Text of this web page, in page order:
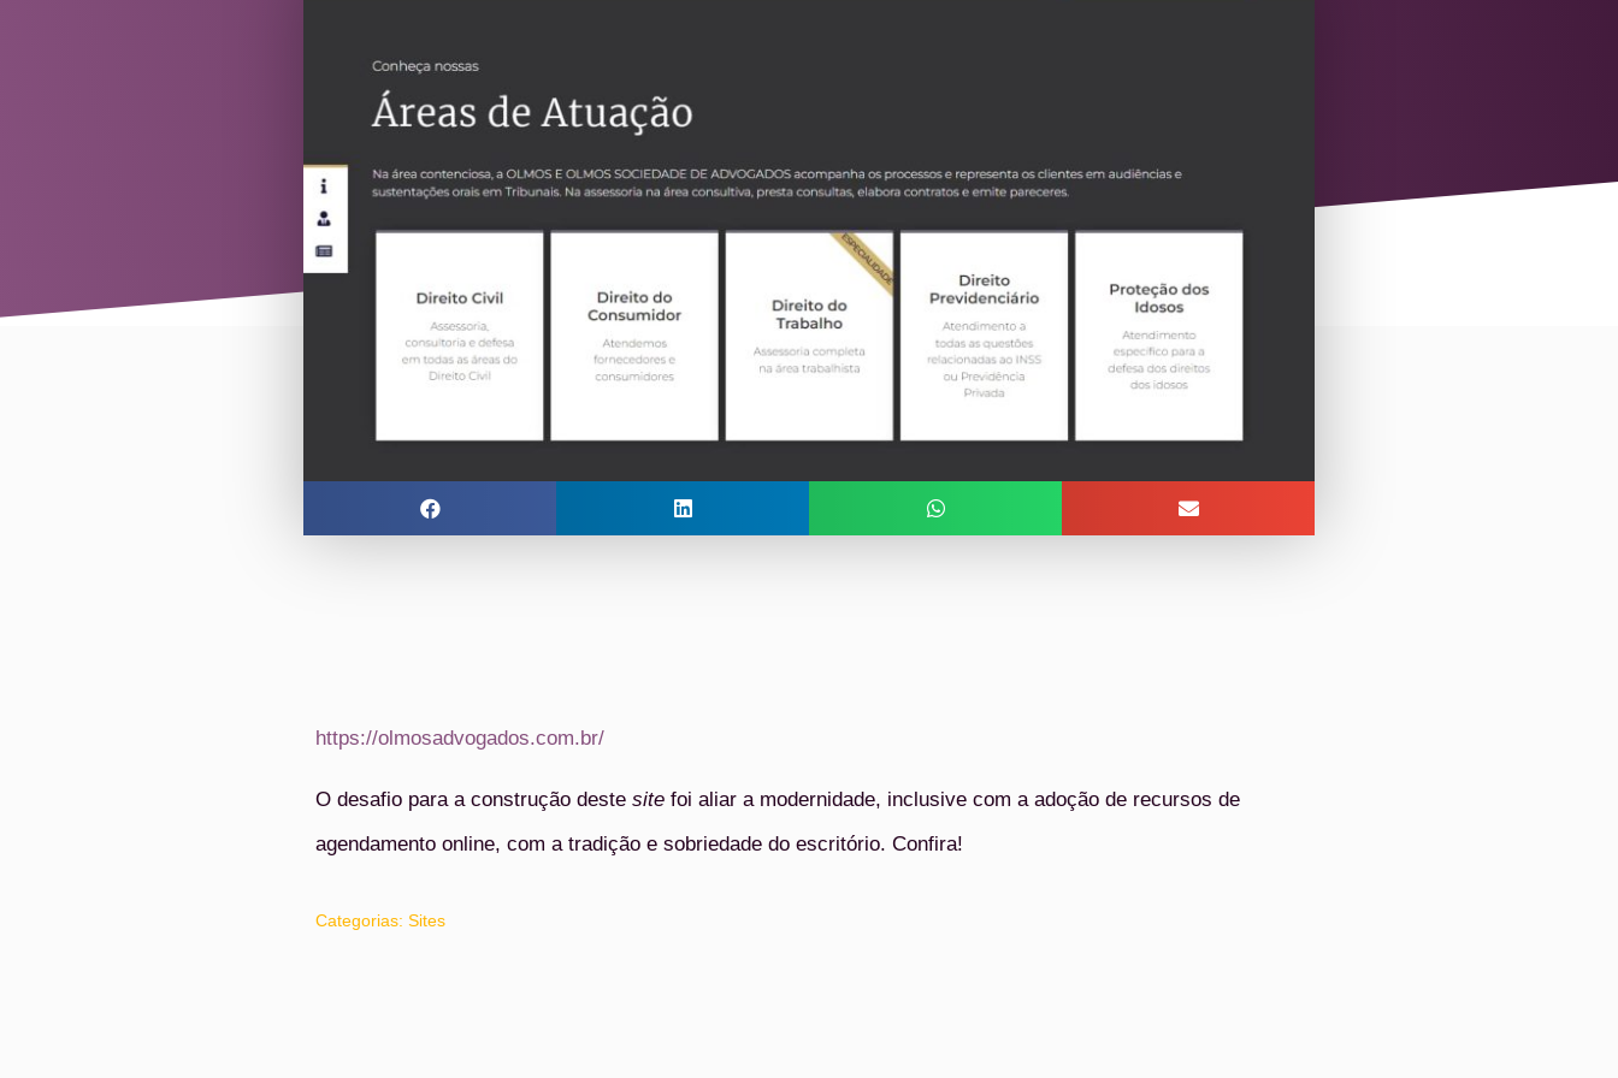
https://olmosadvogados.com.br/
O desafio para a construção deste site foi aliar a modernidade, inclusive com a adoção de recursos de
agendamento online, com a tradição e sobriedade do escritório. Confira!
Categorias: Sites